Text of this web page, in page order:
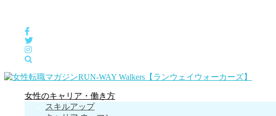
女性のキャリア・働き方
スキルアップ